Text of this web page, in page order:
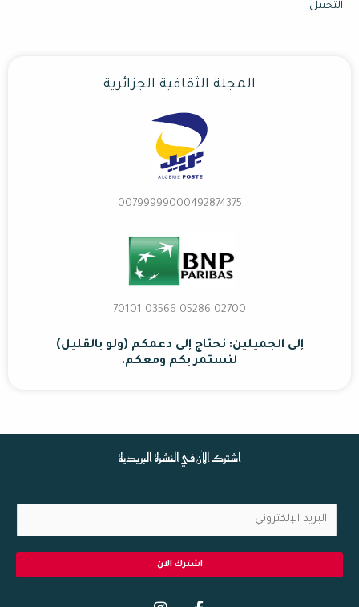
التخييل
المجلة الثقافية الجزائرية
00799999000492874375
02700 70101 03566 05286
إلى الجميلين: نحتاج إلى دعمكم (ولو بالقليل)
لنستمر بكم ومعكم.
اشترك الآن في النشرة البريدية
ل
ر
اشترك الان
F
I